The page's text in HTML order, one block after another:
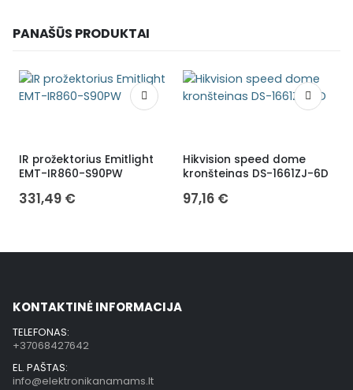
PANAŠŪS PRODUKTAI
IR prožektorius Emitlight
EMT-IR860-S90PW
331,49 €
Hikvision speed dome
kronšteinas DS-1661ZJ-6D
97,16 €
KONTAKTINĖ INFORMACIJA
TELEFONAS:
+37068427642
EL. PAŠTAS:
info@elektronikanamams.lt